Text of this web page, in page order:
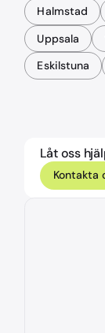
Halmstad
Uppsala
Eskilstuna
Låt oss
Kontakta